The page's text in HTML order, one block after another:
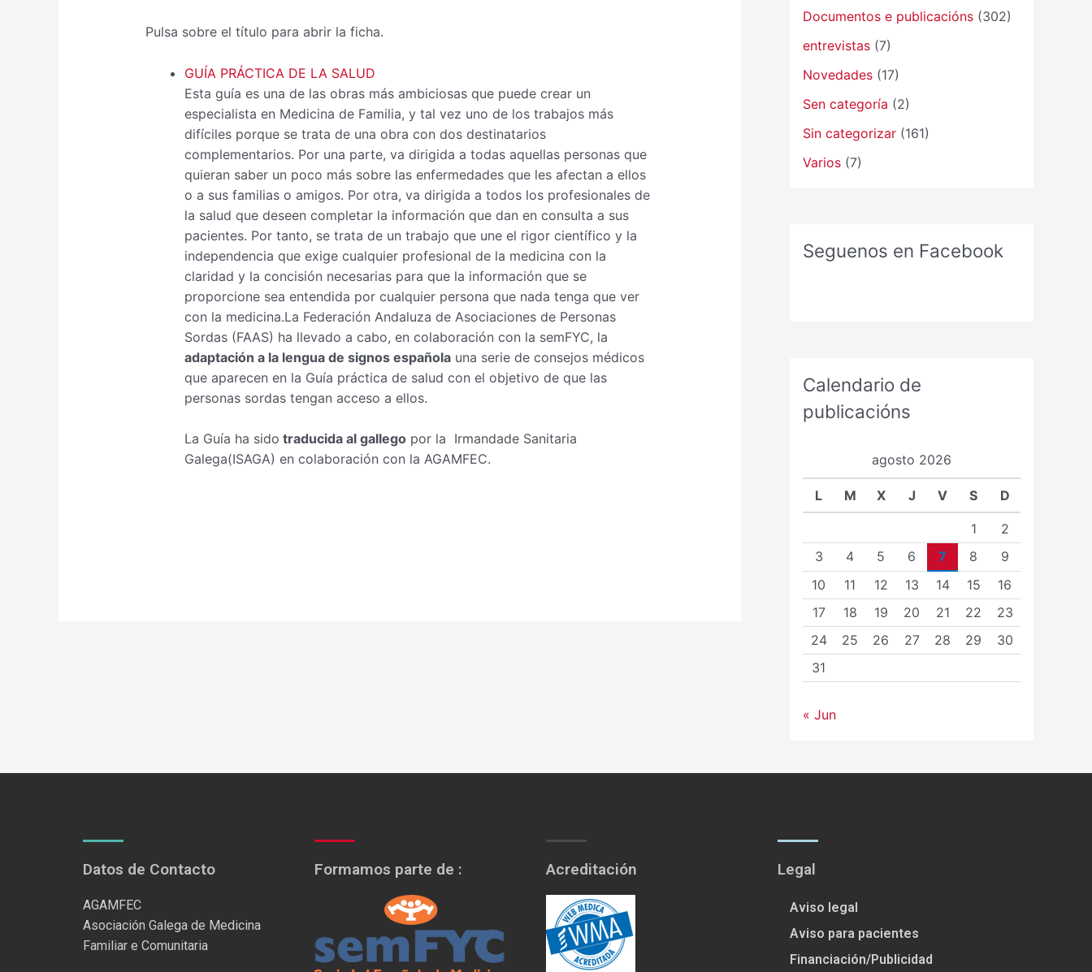
Pulsa sobre el título para abrir la ficha.
GUÍA PRÁCTICA DE LA SALUD
Esta guía es una de las obras más ambiciosas que puede crear un
especialista en Medicina de Familia, y tal vez uno de los trabajos más
difíciles porque se trata de una obra con dos destinatarios
complementarios. Por una parte, va dirigida a todas aquellas personas que
quieran saber un poco más sobre las enfermedades que les afectan a ellos
o a sus familias o amigos. Por otra, va dirigida a todos los profesionales de
la salud que deseen completar la información que dan en consulta a sus
pacientes. Por tanto, se trata de un trabajo que une el rigor científico y la
independencia que exige cualquier profesional de la medicina con la
claridad y la concisión necesarias para que la información que se
proporcione sea entendida por cualquier persona que nada tenga que ver
con la medicina.La Federación Andaluza de Asociaciones de Personas
Sordas (FAAS) ha llevado a cabo, en colaboración con la semFYC, la
adaptación a la lengua de signos españolauna serie de consejos médicos
que aparecen en la Guía práctica de salud con el objetivo de que las
personas sordas tengan acceso a ellos.
La Guía ha sido traducida al gallegopor la Irmandade Sanitaria
Galega(ISAGA) en colaboración con la AGAMFEC.
Documentos e publicacións (302)
entrevistas (7)
Novedades (17)
Sen categoría (2)
Sin categorizar (161)
Varios (7)
Seguenos en Facebook
Calendario de
publicacións
agosto 2026
L M X J V S D
1
2
3
4 5 6 7 8
9
10
11 12 13 14 15
16
17
18 19 20 21 22
23
24
25 26 27 28 29
30
31
« Jun
Datos de Contacto
AGAMFEC
Asociación Galega de Medicina
Familiar e Comunitaria
Formamos parte de : Acreditación Legal
Aviso legal
Aviso para pacientes
Financiación/Publicidad